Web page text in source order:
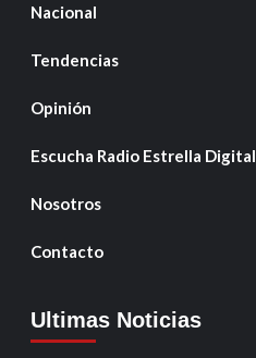
Nacional
Tendencias
Opinión
Escucha Radio Estrella Digital
Nosotros
Contacto
Ultimas Noticias